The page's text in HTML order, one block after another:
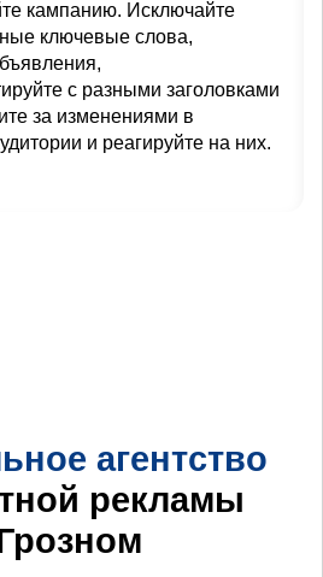
кампанию. Исключайте
ключевые слова,
с разными заголовками
за изменениями в
и реагируйте на них.
агентство
рекламы